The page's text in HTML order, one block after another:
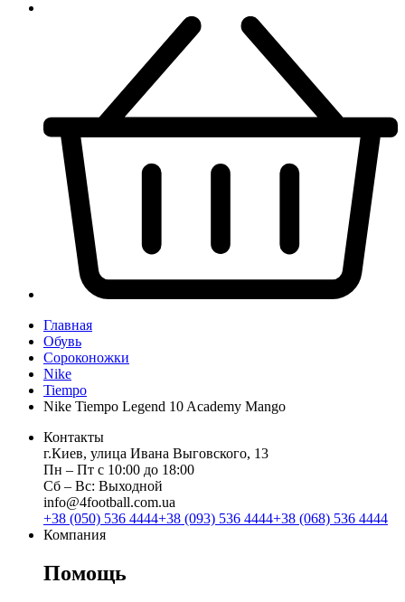
Главная
Обувь
Сороконожки
Nike
Tiempo
Nike Tiempo Legend 10 Academy Mango
Контакты
г.Киев, улица Ивана Выговского, 13
Пн ‒ Пт с 10:00 до 18:00
Сб ‒ Вс: Выходной
info@4football.com.ua
+38 (050) 536 4444+38 (093) 536 4444+38 (068) 536 4444
Компания
Помощь